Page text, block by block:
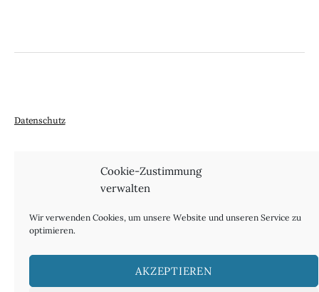
Cookie-Zustimmung
verwalten
Wir verwenden Cookies, um unsere Website und unseren Service zu
optimieren.
AKZEPTIEREN
Datenschutz